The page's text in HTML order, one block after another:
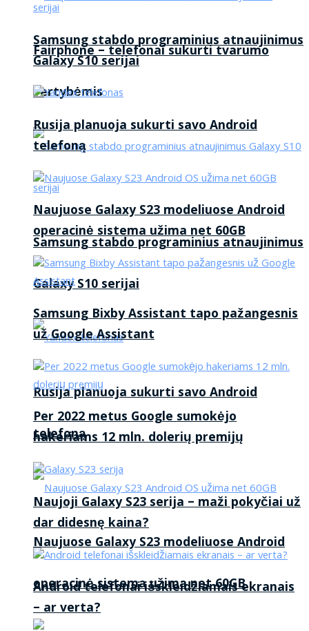
Fairphone – telefonai sukurti tvarumo
vertybėmis
Samsung stabdo programinius atnaujinimus
Galaxy S10 serijai
Rusija planuoja sukurti savo Android
telefoną
Naujuose Galaxy S23 modeliuose Android
operacinė sistema užima net 60GB
Samsung stabdo programinius atnaujinimus
Galaxy S10 serijai
Rusija planuoja sukurti savo Android
telefoną
Naujuose Galaxy S23 modeliuose Android
operacinė sistema užima net 60GB
Samsung Bixby Assistant tapo pažangesnis
už Google Assistant
Per 2022 metus Google sumokėjo
hakeriams 12 mln. dolerių premijų
Naujoji Galaxy S23 serija – maži pokyčiai už
dar didesnę kaina?
Android telefonai išskleidžiamais ekranais
– ar verta?